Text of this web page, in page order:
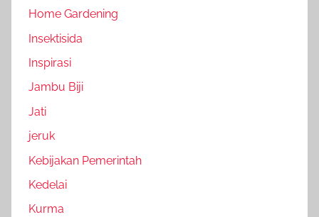
Home Gardening
Insektisida
Inspirasi
Jambu Biji
Jati
jeruk
Kebijakan Pemerintah
Kedelai
Kurma